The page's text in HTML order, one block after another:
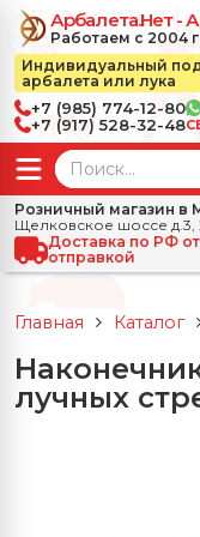
Арбалета.Нет -
Работаем с 2004
Индивидуальный
арбалета или лука
+7 (985) 774-12-80
+7 (917) 528-32-48
Розничный магазин в
Щелковское шоссе д.3,
Доставка по РФ
отправкой
← Назад
Арбалеты
Блочные
луки
Стрелы,
Главная Каталог
лучных